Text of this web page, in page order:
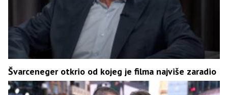
Švarceneger otkrio od kojeg je filma najviše zaradio